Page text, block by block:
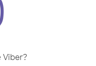
Viber?